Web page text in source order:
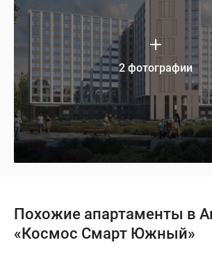
2 фотографии
Похожие апартаменты в
«Космос Смарт Южный»